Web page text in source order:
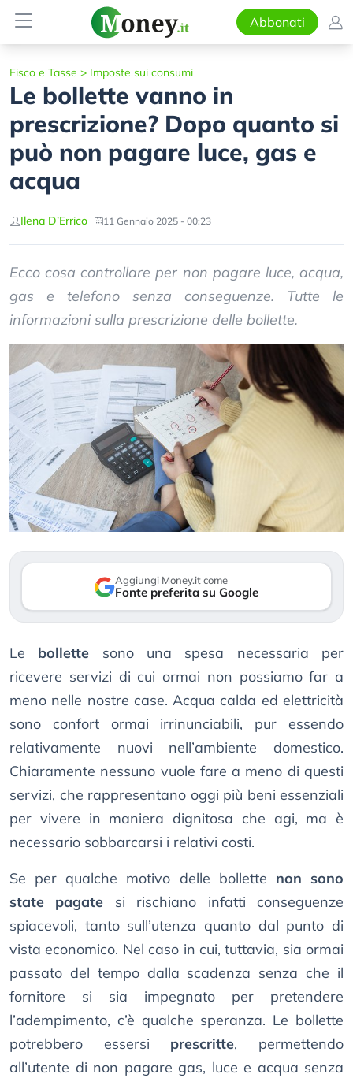
Abbonati
Fisco e Tasse > Imposte sui consumi
Le bollette vanno in
prescrizione? Dopo quanto si
può non pagare luce, gas e
acqua
Ilena D’Errico 11 Gennaio 2025 - 00:23
Ecco cosa controllare per non pagare luce, acqua,
gas e telefono senza conseguenze. Tutte le
informazioni sulla prescrizione delle bollette.
Aggiungi Money.it come
Fonte preferita su Google
Le bollette sono una spesa necessaria per
ricevere servizi di cui ormai non possiamo far a
meno nelle nostre case. Acqua calda ed elettricità
sono confort ormai irrinunciabili, pur essendo
relativamente nuovi nell’ambiente domestico.
Chiaramente nessuno vuole fare a meno di questi
servizi, che rappresentano oggi più beni essenziali
per vivere in maniera dignitosa che agi, ma è
necessario sobbarcarsi i relativi costi.
Se per qualche motivo delle bollette non sono
state pagate si rischiano infatti conseguenze
spiacevoli, tanto sull’utenza quanto dal punto di
vista economico. Nel caso in cui, tuttavia, sia ormai
passato del tempo dalla scadenza senza che il
fornitore si sia impegnato per pretendere
l’adempimento, c’è qualche speranza. Le bollette
potrebbero essersi prescritte, permettendo
all’utente di non pagare gas, luce e acqua senza